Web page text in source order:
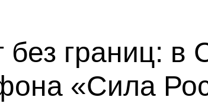
без границ: в
«Сила